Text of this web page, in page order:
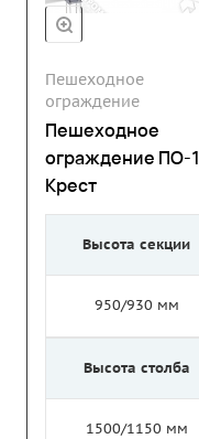
Пешеходное
ограждение
Пешеходное
ограждение ПО-1
Крест
Высота секции
950/930 мм
Высота столба
1500/1150 мм